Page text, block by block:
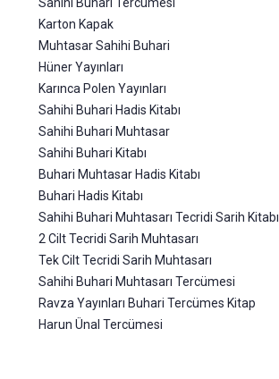
Karton Kapak
Muhtasar Sahihi Buhari
Hüner Yayınları
Karınca Polen Yayınları
Sahihi Buhari Hadis Kitabı
Sahihi Buhari Muhtasar
Sahihi Buhari Kitabı
Buhari Muhtasar Hadis Kitabı
Buhari Hadis Kitabı
Sahihi Buhari Muhtasarı Tecridi Sarih Kitabı
2 Cilt Tecridi Sarih Muhtasarı
Tek Cilt Tecridi Sarih Muhtasarı
Sahihi Buhari Muhtasarı Tercümesi
Ravza Yayınları Buhari Tercümes Kitap
Harun Ünal Tercümesi